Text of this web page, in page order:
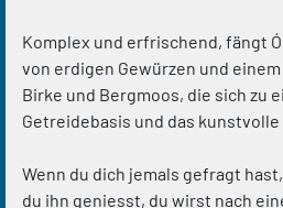
Komplex und erfrischend, fängt
von erdigen Gewürzen und
Birke und Bergmoos, die sich zu
Getreidebasis und das
Wenn du dich jemals gefragt
du ihn geniesst, du wirst nach